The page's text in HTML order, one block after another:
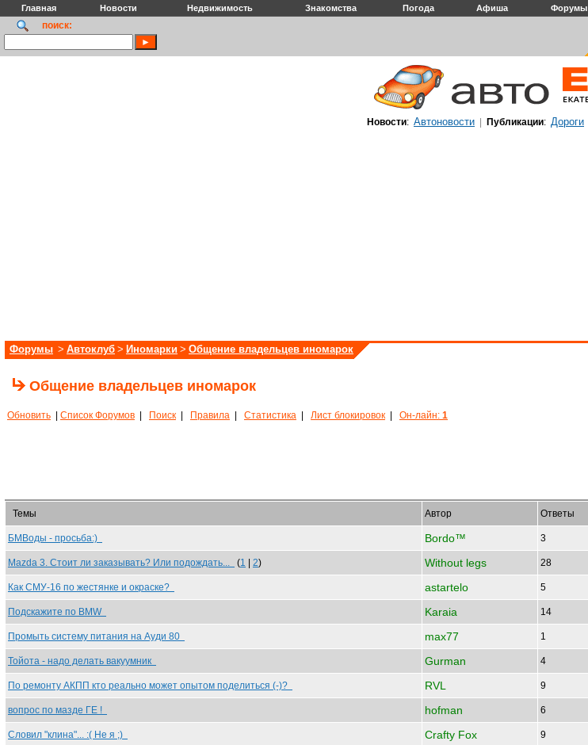
Главная Новости Недвижимость Знакомства Погода Афиша Форумы
поиск:
Новости: Автоновости Публикации: Дороги
Форумы > Автоклуб > Иномарки > Общение владельцев иномарок
Общение владельцев иномарок
Обновить Список Форумов Поиск Правила Статистика Лист блокировок Он-лайн: 1
Темы Автор Ответы
БМВоды - просьба:) Bordo™ 3
Mazda 3. Стоит ли заказывать? Или подождать... (1 2) Without legs 28
Как СМУ-16 по жестянке и окраске? astartelo 5
Подскажите по BMW Karaia 14
Промыть систему питания на Ауди 80 max77 1
Тойота - надо делать вакуумник Gurman 4
По ремонту АКПП кто реально может опытом поделиться (-)? RVL 9
вопрос по мазде ГЕ ! hofman 6
Словил "клина"... :( Не я ;) Crafty Fox 9